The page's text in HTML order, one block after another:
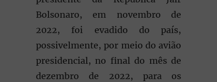
Bolsonaro, em novembro de
2022, foi evadido do país,
possivelmente, por meio do avião
presidencial, no final do mês de
dezembro de 2022, para os